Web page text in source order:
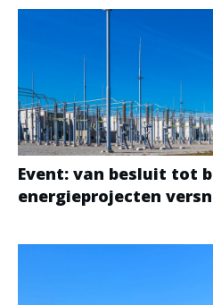
Event: van besluit tot
energieprojecten